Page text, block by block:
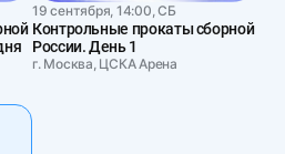
19 сентября, 14:00, СБ
Контрольные прокаты сборной
России. День 1
г. Москва, ЦСКА Арена